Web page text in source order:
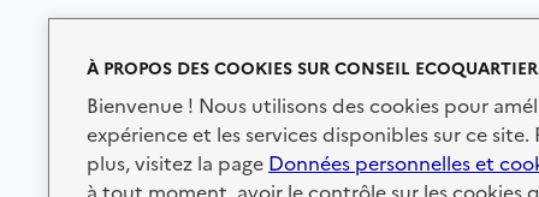
À PROPOS DES COOKIES SUR CONSEIL
Bienvenue ! Nous utilisons des cookies pour
expérience et les services disponibles sur ce site.
plus, visitez la page Données personnelles et